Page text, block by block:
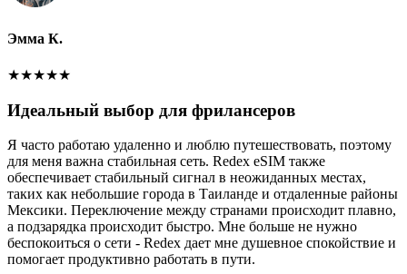
Эмма К.
★★★★★
Идеальный выбор для фрилансеров
Я часто работаю удаленно и люблю путешествовать, поэтому
для меня важна стабильная сеть. Redex eSIM также
обеспечивает стабильный сигнал в неожиданных местах,
таких как небольшие города в Таиланде и отдаленные районы
Мексики. Переключение между странами происходит плавно,
а подзарядка происходит быстро. Мне больше не нужно
беспокоиться о сети - Redex дает мне душевное спокойствие и
помогает продуктивно работать в пути.